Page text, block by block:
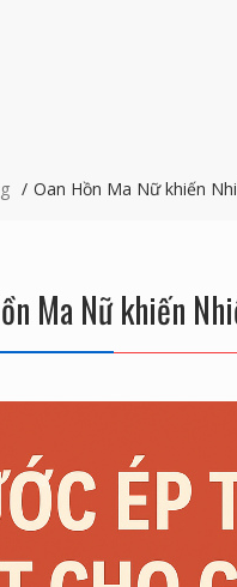
Oan Hồn Ma Nữ khiến
Ma Nữ khiến